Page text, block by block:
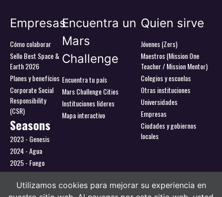
Empresas
Cómo colaborar
Sello Best Space &
Earth 2026
Planes y benefícios
Corporate Social
Responsibility
(CSR)
Seasons
2023 - Genesis
2024 - Agua
2025 - Fuego
2026 - Tierra
Encuentra un
Mars
Challenge
Encuentra tu país
Mars Challenge Cities
Instituciones líderes
Mapa interactivo
Quien sirve
Jóvenes (Zers)
Maestros (Mission One
Teacher / Mission Mentor)
Colegios y escuelas
Otras instituciones
Universidades
Empresas
Ciudades y gobiernos
locales
Utilizamos cookies para ofrecerte la mejor experiencia en
nuestra web.
Utilizamos cookies para mejorar su experiencia en